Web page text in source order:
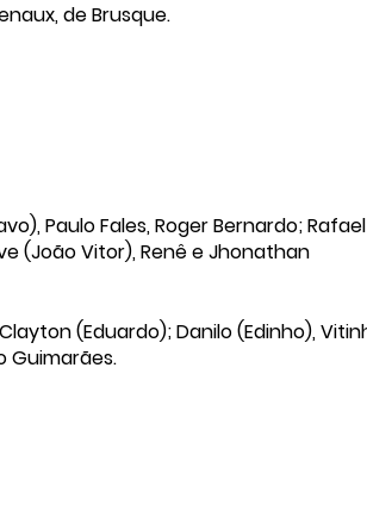
de Brusque.
Paulo Fales, Roger Bernardo; Rafael
(João Vitor), Renê e Jhonathan
(Eduardo); Danilo (Edinho),
Guimarães.